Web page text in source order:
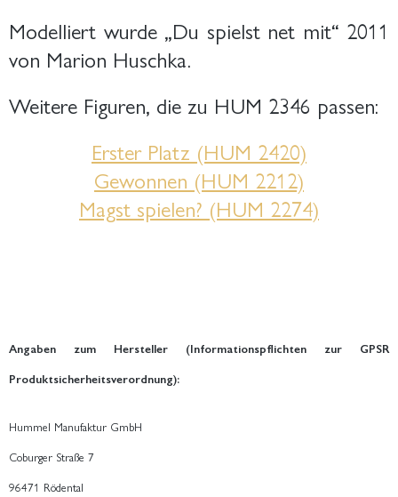
Modelliert wurde „Du spielst net mit“ 2011
von Marion Huschka.
Weitere Figuren, die zu HUM 2346 passen:
Erster Platz (HUM 2420)
Gewonnen (HUM 2212)
Magst spielen? (HUM 2274)
Angaben zum Hersteller (Informationspflichten zur GPSR
Produktsicherheitsverordnung):
Hummel Manufaktur GmbH
Coburger Straße 7
96471 Rödental